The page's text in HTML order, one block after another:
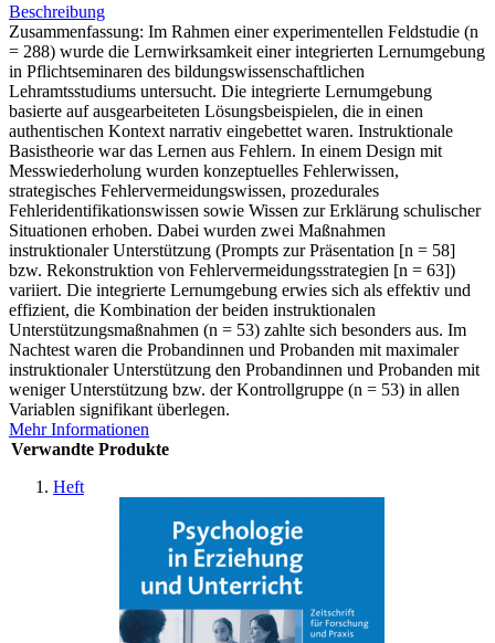
Beschreibung
Zusammenfassung: Im Rahmen einer experimentellen Feldstudie (n
= 288) wurde die Lernwirksamkeit einer integrierten Lernumgebung
in Pflichtseminaren des bildungswissenschaftlichen
Lehramtsstudiums untersucht. Die integrierte Lernumgebung
basierte auf ausgearbeiteten Lösungsbeispielen, die in einen
authentischen Kontext narrativ eingebettet waren. Instruktionale
Basistheorie war das Lernen aus Fehlern. In einem Design mit
Messwiederholung wurden konzeptuelles Fehlerwissen,
strategisches Fehlervermeidungswissen, prozedurales
Fehleridentifikationswissen sowie Wissen zur Erklärung schulischer
Situationen erhoben. Dabei wurden zwei Maßnahmen
instruktionaler Unterstützung (Prompts zur Präsentation [n = 58]
bzw. Rekonstruktion von Fehlervermeidungsstrategien [n = 63])
variiert. Die integrierte Lernumgebung erwies sich als effektiv und
effizient, die Kombination der beiden instruktionalen
Unterstützungsmaßnahmen (n = 53) zahlte sich besonders aus. Im
Nachtest waren die Probandinnen und Probanden mit maximaler
instruktionaler Unterstützung den Probandinnen und Probanden mit
weniger Unterstützung bzw. der Kontrollgruppe (n = 53) in allen
Variablen signifikant überlegen.
Mehr Informationen
Verwandte Produkte
Heft